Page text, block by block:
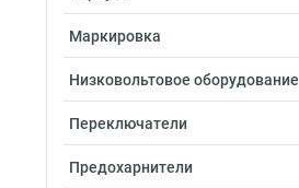
Маркировка
Низковольтовое оборудование
Переключатели
Предохарнители